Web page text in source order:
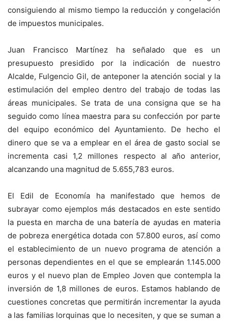
consiguiendo al mismo tiempo la reducción y congelación
de impuestos municipales.
Juan Francisco Martínez ha señalado que es un
presupuesto presidido por la indicación de nuestro
Alcalde, Fulgencio Gil, de anteponer la atención social y la
estimulación del empleo dentro del trabajo de todas las
áreas municipales. Se trata de una consigna que se ha
seguido como línea maestra para su confección por parte
del equipo económico del Ayuntamiento. De hecho el
dinero que se va a emplear en el área de gasto social se
incrementa casi 1,2 millones respecto al año anterior,
alcanzando una magnitud de 5.655,783 euros.
El Edil de Economía ha manifestado que hemos de
subrayar como ejemplos más destacados en este sentido
la puesta en marcha de una batería de ayudas en materia
de pobreza energética dotada con 57.800 euros, así como
el establecimiento de un nuevo programa de atención a
personas dependientes en el que se emplearán 1.145.000
euros y el nuevo plan de Empleo Joven que contempla la
inversión de 1,8 millones de euros. Estamos hablando de
cuestiones concretas que permitirán incrementar la ayuda
a las familias lorquinas que lo necesiten, y que se suman a